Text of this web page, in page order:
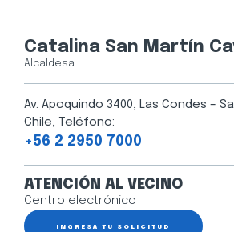
Catalina San Martín
Alcaldesa
Av. Apoquindo 3400, Las Condes –
Chile, Teléfono:
+56 2 2950 7000
ATENCIÓN AL VECINO
Centro electrónico
INGRESA TU SOLICITUD